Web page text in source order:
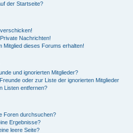
der Startseite?
Nachrichten!
Mitglied dieses Forums erhalten!
und ignorierten Mitglieder?
oder zur Liste der ignorierten Mitglieder
Listen entfernen?
Foren durchsuchen?
Ergebnisse?
leere Seite?